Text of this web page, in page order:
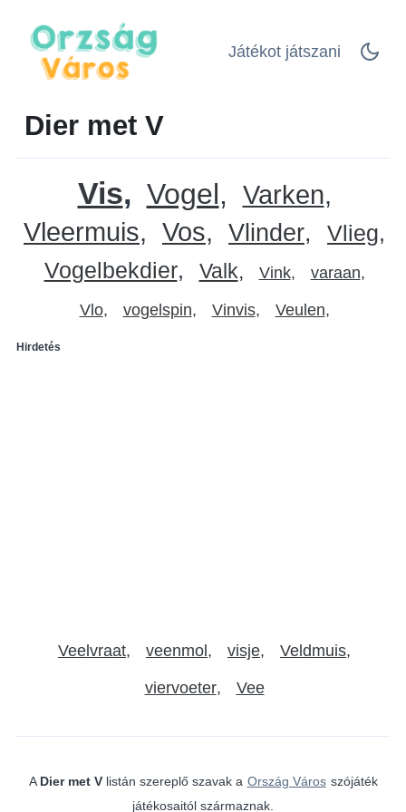
Játékot játszani
Dier met V
Vis Vogel
Varken
Vleermuis
Vos Vlinder
Vlieg
Vogelbekdier
Valk Vink varaan
Vlo vogelspin Vinvis Veulen
Hirdetés
Veelvraat veenmol visje Veldmuis
viervoeter Vee
A Dier met Vlistán szereplő szavak a Ország Város szójáték
játékosaitól származnak.